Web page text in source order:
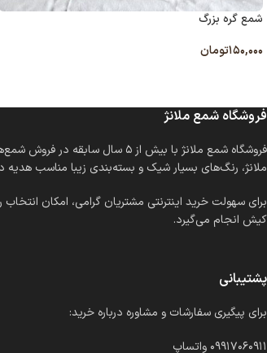
شمع گره بزرگ
۱۵۰,۰۰۰تومان
فروشگاه شمع ملانژ
فروشگاه شمع ملانژ با بیش
ملانژ، رنگ‌های بسیار شیک و بسته‌بندی زیبا مناسب
برای سهولت خرید اینترنتی مشتریان گرامی، امکان
کیش انجام می‌گیرد.
پشتیبانی
برای پیگیری سفارشات و مشاوره درباره خرید:
۰۹۹۱۷۰۶۰۹۱۱ واتساپ